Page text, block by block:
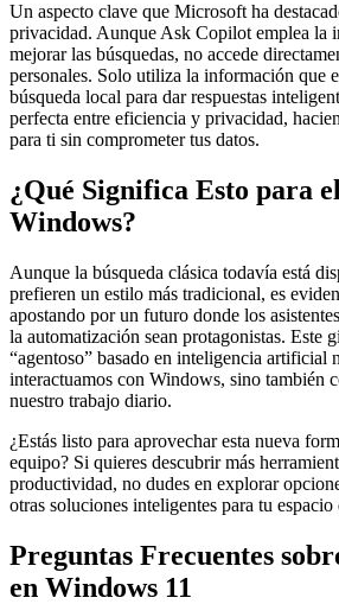
Un aspecto clave que Microsoft ha
privacidad. Aunque Ask Copilot emplea la
mejorar las búsquedas, no accede
personales. Solo utiliza la información que
búsqueda local para dar respuestas
perfecta entre eficiencia y privacidad,
para ti sin comprometer tus datos.
¿Qué Significa Esto para
Windows?
Aunque la búsqueda clásica todavía está
prefieren un estilo más tradicional, es
apostando por un futuro donde los
la automatización sean protagonistas. Este
“agentoso” basado en inteligencia artificial
interactuamos con Windows, sino también
nuestro trabajo diario.
¿Estás listo para aprovechar esta nueva
equipo? Si quieres descubrir más
productividad, no dudes en explorar
otras soluciones inteligentes para tu
Preguntas Frecuentes
en Windows 11